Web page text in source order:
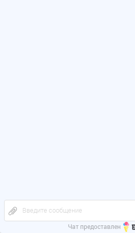
Введите сообщение
Чат предоставлен